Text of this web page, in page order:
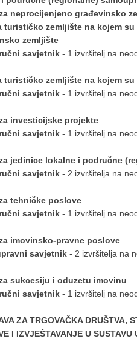
neprocijenjeno građevinsko
turističko zemljište na kojem
zemljište
savjetnik- 1 izvršitelj na
turističko zemljište na kojem
savjetnik - 1 izvršitelj na
investicijske projekte
savjetnik - 1 izvršitelj na
jedinice lokalne i područne
savjetnik- 2 izvršitelja na
tehničke poslove
savjetnik- 1 izvršitelj na
imovinsko-pravne poslove
savjetnik- 2 izvršitelja na
sukcesiju i oduzetu imovinu
savjetnik- 1 izvršitelj na
ZA TRGOVAČKA DRUŠTVA,
I IZVJEŠTAVANJE U